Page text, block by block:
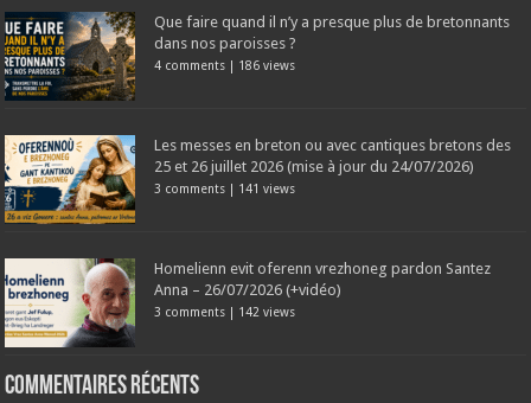
Que faire quand il n’y a presque plus de bretonnants
dans nos paroisses ?
4 comments | 186 views
Les messes en breton ou avec cantiques bretons des
25 et 26 juillet 2026 (mise à jour du 24/07/2026)
3 comments | 141 views
Homelienn evit oferenn vrezhoneg pardon Santez
Anna – 26/07/2026 (+vidéo)
3 comments | 142 views
Commentaires récents